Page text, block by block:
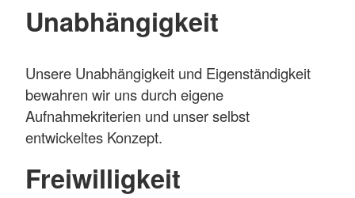
Unabhängigkeit
Unsere Unabhängigkeit und Eigenständigkeit
bewahren wir uns durch eigene
Aufnahmekriterien und unser selbst
entwickeltes Konzept.
Freiwilligkeit